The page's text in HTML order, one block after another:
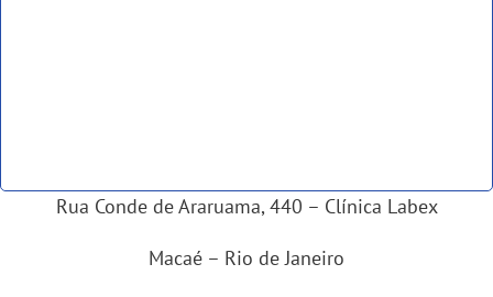
Rua Conde de Araruama, 440 – Clínica Labex
Macaé – Rio de Janeiro